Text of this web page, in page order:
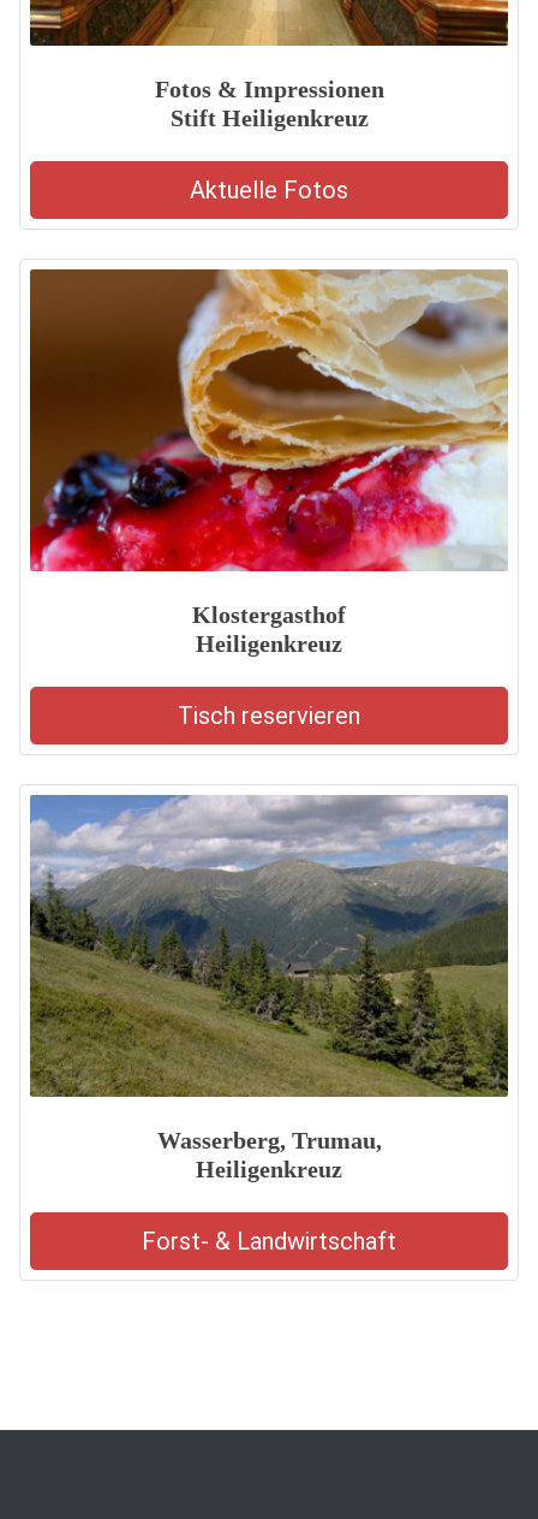
Fotos & Impressionen
Stift Heiligenkreuz
Aktuelle Fotos
Klostergasthof
Heiligenkreuz
Tisch reservieren
Wasserberg, Trumau,
Heiligenkreuz
Forst- & Landwirtschaft